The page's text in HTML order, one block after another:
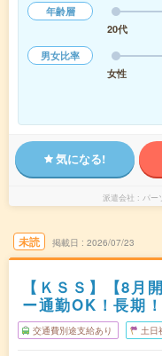
年齢層
20代
男女比率
女性
気になる!
派遣会社 パー
未読 掲載日 2026/07/23
【ＫＳＳ】【8月
ー通勤OK！長期
交通費別途支給あり 土日